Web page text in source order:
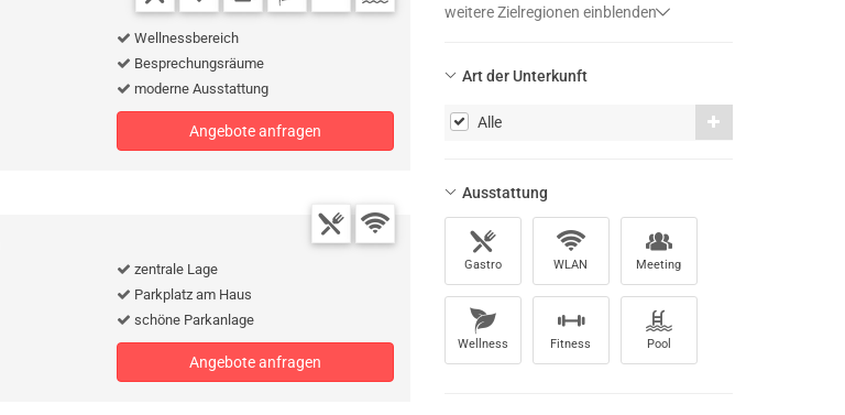
Wellnessbereich
Besprechungsräume
moderne Ausstattung
Angebote anfragen
zentrale Lage
Parkplatz am Haus
schöne Parkanlage
Angebote anfragen
weitere Zielregionen einblenden
Art der Unterkunft
Alle
Ausstattung
Gastro WLAN Meeting
Wellness Fitness Pool